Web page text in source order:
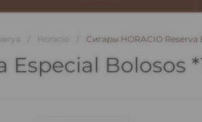
Horacio Сигары HORACIO Reserva
Especial Bolosos